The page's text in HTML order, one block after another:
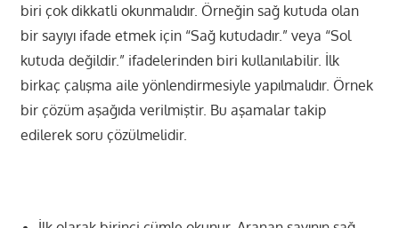
biri çok dikkatli okunmalıdır. Örneğin sağ kutuda olan
bir sayıyı ifade etmek için “Sağ kutudadır.” veya “Sol
kutuda değildir.” ifadelerinden biri kullanılabilir. İlk
birkaç çalışma aile yönlendirmesiyle yapılmalıdır. Örnek
bir çözüm aşağıda verilmiştir. Bu aşamalar takip
edilerek soru çözülmelidir.